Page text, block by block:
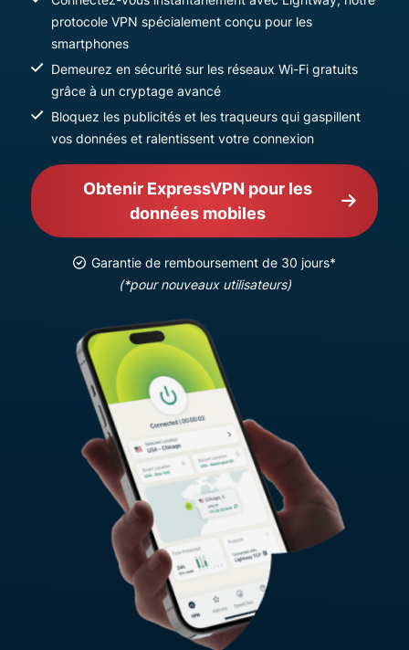
protocole VPN spécialement conçu pour les
smartphones
Demeurez en sécurité sur les réseaux Wi-Fi gratuits
grâce à un cryptage avancé
Bloquez les publicités et les traqueurs qui gaspillent
vos données et ralentissent votre connexion
Obtenir ExpressVPN pour les
données mobiles
Garantie de remboursement de 30 jours*
(*pour nouveaux utilisateurs)